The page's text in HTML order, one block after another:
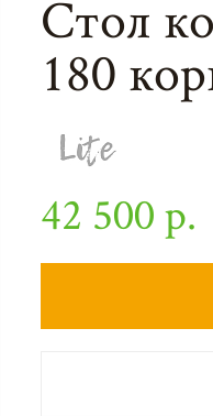
Стол
180
42 500 р.